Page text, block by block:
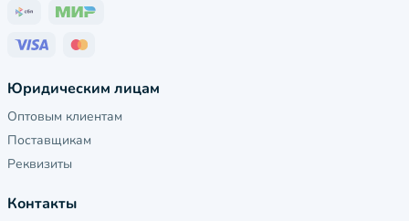
Юридическим лицам
Оптовым клиентам
Поставщикам
Реквизиты
Контакты